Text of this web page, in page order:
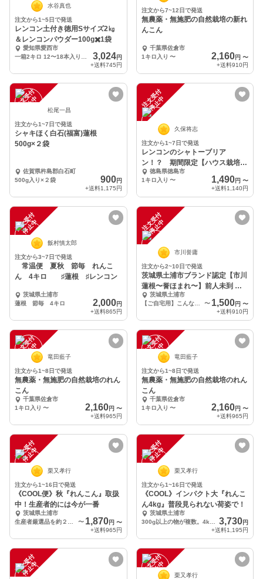
水谷真也
注文から1~5日で発送
レンコン土付き徳用Sサイズ2㎏
＆レンコンパウダー100g✖️1袋
愛知県愛西市
3,024円
+送料745円
注文から7~12日で発送
無農薬・無施肥の自然栽培の新れ
んこん
千葉県佐倉市
1キロ入り 〜 2,160円 〜
+送料910円
注
文
受
付
停
止
中 松尾一昌
注文から1~7日で発送
シャキほく白石(福富)蓮根
500g×２袋
佐賀県杵島郡白石町
500g入り×２袋
900円
+送料1,175円
注
文
受
付
停
止
中
久保将志
注文から1~7日で発送
レンコンのシャトーブリア
ン！？ 期間限定【ハウス栽培】
久保の蓮根 大小バラ
徳島県徳島市
1キロ入り 〜 1,490円 〜
+送料1,140円
注
文
受
付
停
止
中
飯村慎太郎
注文から3~7日で発送
常温便 夏秋 節毎 れんこ
ん 4キロ ♯蓮根 ♯レンコン
茨城県土浦市
蓮根 節毎 4キロ
2,000円
+送料865円
注
文
受
付
停
止
中
市川誉庸
注文から2~10日で発送
茨城県土浦市ブランド認定【市川
蓮根〜誉ほまれ〜】前人未到 れ
んこんグランプリ覇者
茨城県土浦市
【ご自宅用】こんなに沢山いいの！？Σ（ﾟдﾟlll）
〜 1,500円 〜
+送料910円
注
文
受
付
停
止
中 竜田藍子
注文から1~8日で発送
無農薬・無施肥の自然栽培のれん
こん
千葉県佐倉市
1キロ入り 〜 2,160円 〜
+送料965円
注
文
受
付
停
止
中 竜田藍子
注文から1~8日で発送
無農薬・無施肥の自然栽培のれん
こん
千葉県佐倉市
1キロ入り 〜 2,160円 〜
+送料965円
注
文
受
付
停
止
中
栗又孝行
注文から1~16日で発送
《COOL便》秋『れんこん』取扱
中！生産者的には今が一番
茨城県土浦市
〜 1,870円 〜
+送料965円
注
文
受
付
停
止
中
栗又孝行
注文から1~16日で発送
《COOL》インパクト大『れんこ
ん4kg』普段見られない荷姿で！
茨城県土浦市
3,730円
+送料1,195円
注
文
受
付
停
止
中 注
文
受
付
停
止
中 栗又孝行